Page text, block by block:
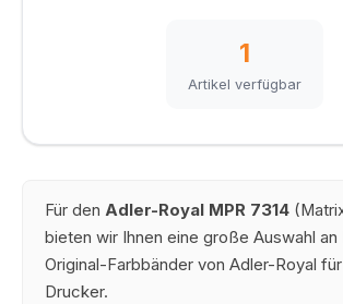
1
Artikel verfügbar
Für den Adler-Royal MPR 7314
bieten wir Ihnen eine große Auswahl an
Original-Farbbänder von Adler-Royal
Drucker.